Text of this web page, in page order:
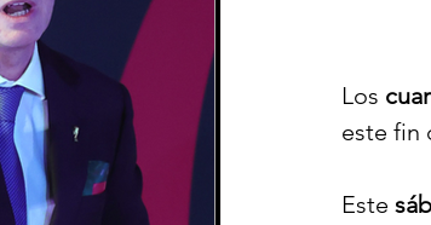
Los
este fin
Este